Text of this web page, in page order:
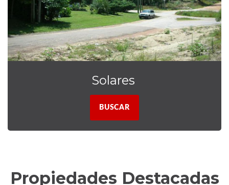
Solares
BUSCAR
Propiedades Destacadas